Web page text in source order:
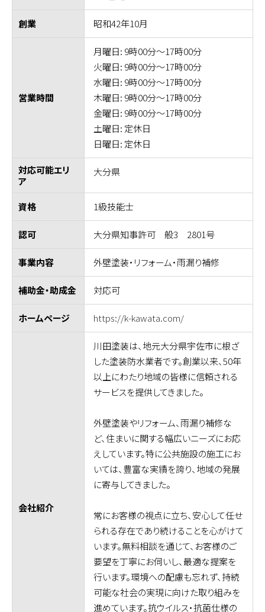
創業 昭和42年10月
営業時間
月曜日: 9時00分～17時00分
火曜日: 9時00分～17時00分
水曜日: 9時00分～17時00分
木曜日: 9時00分～17時00分
金曜日: 9時00分～17時00分
土曜日: 定休日
日曜日: 定休日
対応可能エリ
ア
大分県
資格 1級技能士
認可 大分県知事許可 般3 2801号
事業内容 外壁塗装・リフォーム・雨漏り補修
補助金・助成金 対応可
ホームページ https://k-kawata.com/
会社紹介
川田塗装は、地元大分県宇佐市に根ざ
した塗装防水業者です。創業以来、50年
以上にわたり地域の皆様に信頼される
サービスを提供してきました。
外壁塗装やリフォーム、雨漏り補修な
ど、住まいに関する幅広いニーズにお応
えしています。特に公共施設の施工にお
いては、豊富な実績を誇り、地域の発展
に寄与してきました。
常にお客様の視点に立ち、安心して任せ
られる存在であり続けることを心がけて
います。無料相談を通じて、お客様のご
要望を丁寧にお伺いし、最適な提案を
行います。環境への配慮も忘れず、持続
可能な社会の実現に向けた取り組みを
進めています。抗ウイルス・抗菌仕様の